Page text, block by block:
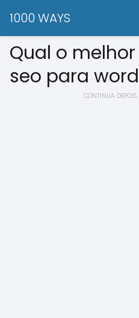
1000 WAYS
Qual o
seo para
CONTINUA